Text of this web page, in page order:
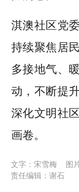
淇澳社区党
持续聚焦居
多接地气、
动，不断提
深化文明社
画卷。
文字：宋雪梅 图
责任编辑：谢石